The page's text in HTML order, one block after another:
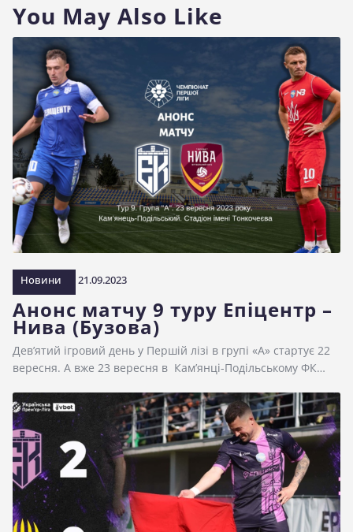
You May Also Like
Новини 21.09.2023
Анонс матчу 9 туру Епіцентр –
Нива (Бузова)
Дев’ятий ігровий день у Першій лізі в групі «А» стартує 22
вересня. А вже 23 вересня в Кам’янці-Подільському ФК…